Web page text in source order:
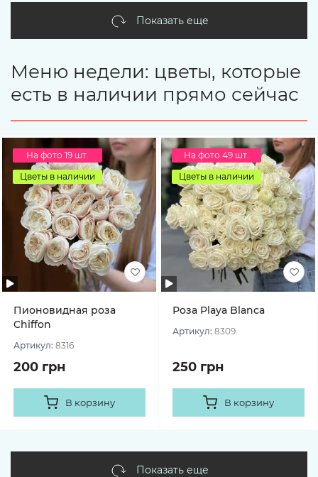
Показать еще
Меню недели: цветы, которые
есть в наличии прямо сейчас
На фото 19 шт.
Цветы в наличии
Пионовидная роза
Chiffon
Артикул: 8316
200 грн
В корзину
На фото 49 шт.
Цветы в наличии
Роза Playa Blanca
Артикул: 8309
250 грн
В корзину
Показать еще